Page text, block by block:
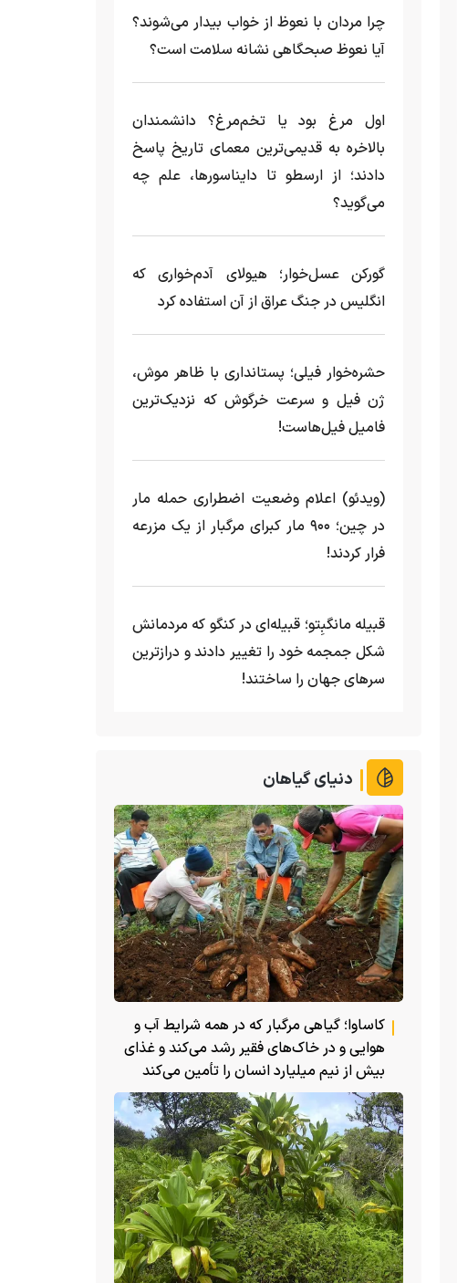
چرا مردان با نعوظ از خواب بیدار می‌شوند؟
آیا نعوظ صبحگاهی نشانه سلامت است؟
اول مرغ بود یا تخم‌مرغ؟ دانشمندان
بالاخره به قدیمی‌ترین معمای تاریخ پاسخ
دادند؛ از ارسطو تا دایناسورها، علم چه
می‌گوید؟
گورکن عسل‌خوار؛ هیولای آدم‌خواری که
انگلیس در جنگ عراق از آن استفاده کرد
حشره‌خوار فیلی؛ پستانداری با ظاهر موش،
ژن فیل و سرعت خرگوش که نزدیک‌ترین
فامیل فیل‌هاست!
(ویدئو) اعلام وضعیت اضطراری حمله مار‌
در چین؛ ۹۰۰ مار کبرای مرگبار از یک مزرعه‌
فرار کردند!
قبیله مانگبِتو؛ قبیله‌ای در کنگو که مردمانش
شکل جمجمه خود را تغییر دادند و درازترین
سرهای جهان را ساختند!
دنیای گیاهان
کاساوا؛ گیاهی مرگبار که در همه شرایط آب و
هوایی و در خاک‌های فقیر رشد می‌کند و غذای
بیش از نیم میلیارد انسان را تأمین می‌کند